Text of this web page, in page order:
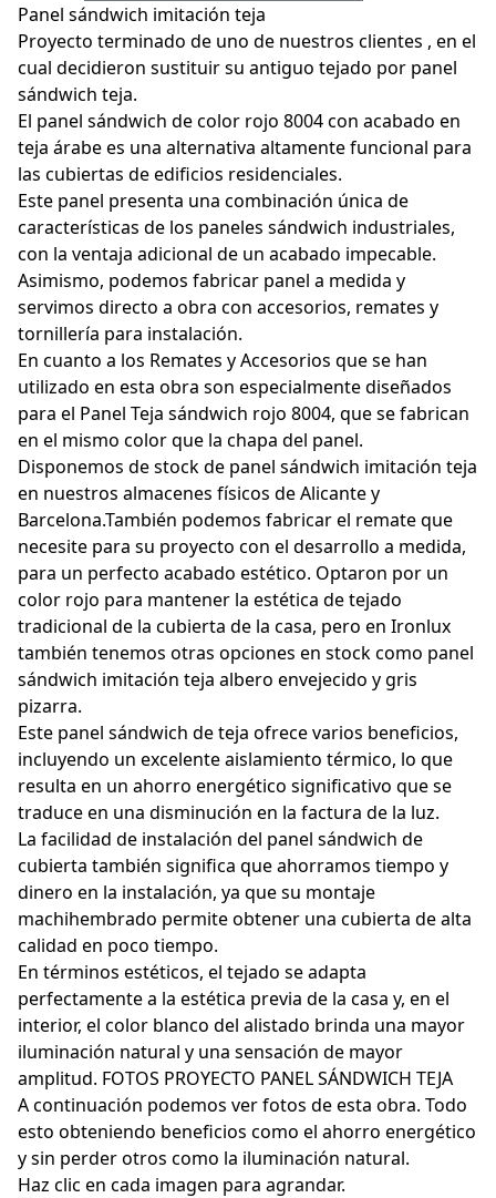
Panel sándwich imitación teja
Proyecto terminado de uno de nuestros clientes , en el
cual decidieron sustituir su antiguo tejado por panel
sándwich teja.
El panel sándwich de color rojo 8004 con acabado en
teja árabe es una alternativa altamente funcional para
las cubiertas de edificios residenciales.
Este panel presenta una combinación única de
características de los paneles sándwich industriales,
con la ventaja adicional de un acabado impecable.
Asimismo, podemos fabricar panel a medida y
servimos directo a obra con accesorios, remates y
tornillería para instalación.
En cuanto a los Remates y Accesorios que se han
utilizado en esta obra son especialmente diseñados
para el Panel Teja sándwich rojo 8004, que se fabrican
en el mismo color que la chapa del panel.
Disponemos de stock de panel sándwich imitación teja
en nuestros almacenes físicos de Alicante y
Barcelona.También podemos fabricar el remate que
necesite para su proyecto con el desarrollo a medida,
para un perfecto acabado estético. Optaron por un
color rojo para mantener la estética de tejado
tradicional de la cubierta de la casa, pero en Ironlux
también tenemos otras opciones en stock como panel
sándwich imitación teja albero envejecido y gris
pizarra.
Este panel sándwich de teja ofrece varios beneficios,
incluyendo un excelente aislamiento térmico, lo que
resulta en un ahorro energético significativo que se
traduce en una disminución en la factura de la luz.
La facilidad de instalación del panel sándwich de
cubierta también significa que ahorramos tiempo y
dinero en la instalación, ya que su montaje
machihembrado permite obtener una cubierta de alta
calidad en poco tiempo.
En términos estéticos, el tejado se adapta
perfectamente a la estética previa de la casa y, en el
interior, el color blanco del alistado brinda una mayor
iluminación natural y una sensación de mayor
amplitud. FOTOS PROYECTO PANEL SÁNDWICH TEJA
A continuación podemos ver fotos de esta obra. Todo
esto obteniendo beneficios como el ahorro energético
y sin perder otros como la iluminación natural.
Haz clic en cada imagen para agrandar.